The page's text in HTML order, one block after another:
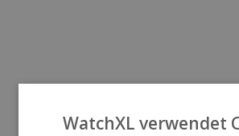
WatchXL verwendet